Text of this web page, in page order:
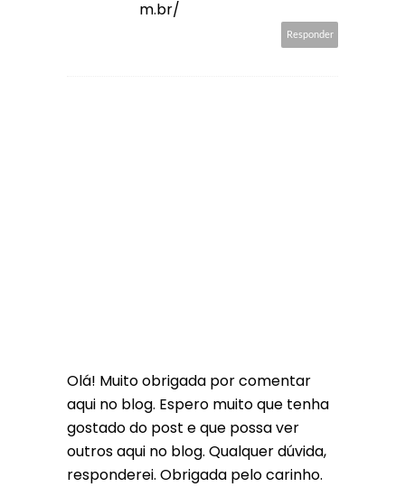
m.br/
Responder
Olá! Muito obrigada por comentar
aqui no blog. Espero muito que tenha
gostado do post e que possa ver
outros aqui no blog. Qualquer dúvida,
responderei. Obrigada pelo carinho.